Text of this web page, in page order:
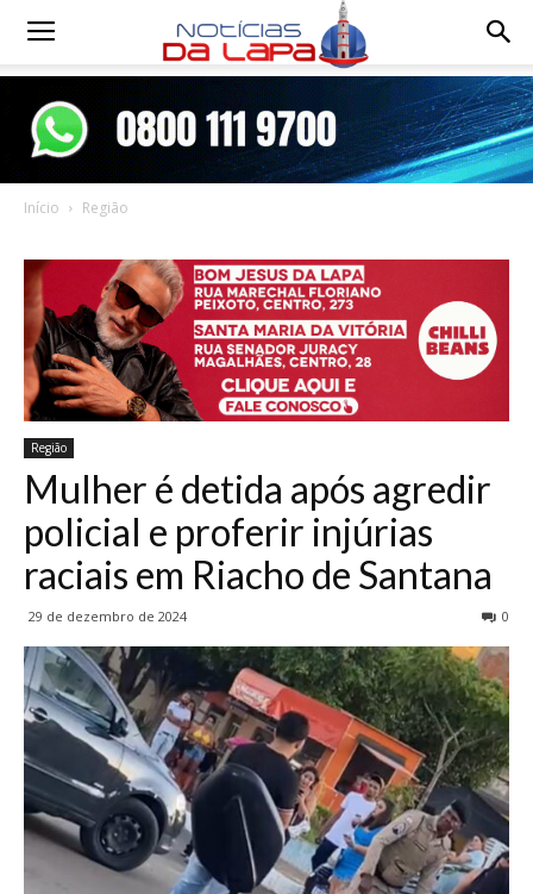
Notícias
Início Região
Região
Mulher é detida após agredir
policial e proferir injúrias
raciais em Riacho de Santana
29 de dezembro de 2024 0